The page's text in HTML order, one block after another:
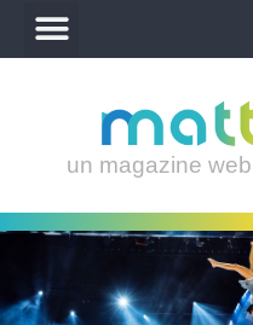
un magazine